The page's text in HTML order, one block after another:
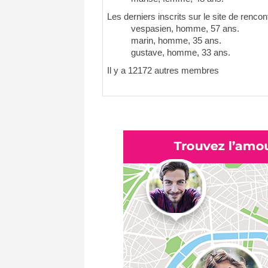
Les derniers inscrits sur le site de
vespasien, homme, 57 ans.
marin, homme, 35 ans.
gustave, homme, 33 ans.
Il y a 12172 autres membres